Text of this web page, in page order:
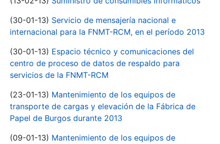
(30-01-13) Servicio de mensajería nacional e
internacional para la FNMT-RCM, en el período 2013
(30-01-13) Espacio técnico y comunicaciones del
centro de proceso de datos de respaldo para
servicios de la FNMT-RCM
(23-01-13) Mantenimiento de los equipos de
transporte de cargas y elevación de la Fábrica de
Papel de Burgos durante 2013
(09-01-13) Mantenimiento de los equipos de